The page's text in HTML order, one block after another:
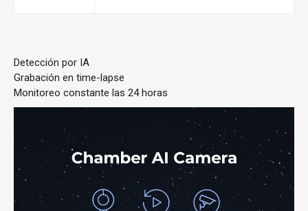
Detección por IA
Grabación en time-lapse
Monitoreo constante las 24 horas